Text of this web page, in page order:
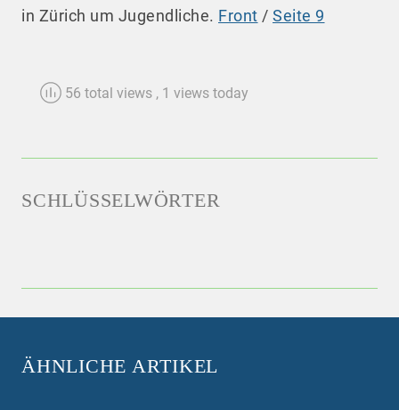
in Zürich um Jugendliche. Front / Seite 9
56 total views , 1 views today
SCHLÜSSELWÖRTER
ÄHNLICHE ARTIKEL